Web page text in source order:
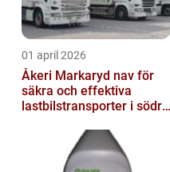
01 april 2026
Åkeri Markaryd nav för
säkra och effektiva
lastbilstransporter i södra